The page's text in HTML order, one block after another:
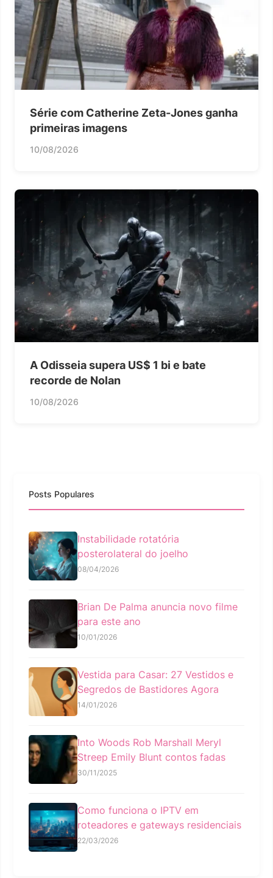
Série com Catherine Zeta-Jones ganha
primeiras imagens
10/08/2026
A Odisseia supera US$ 1 bi e bate
recorde de Nolan
10/08/2026
Posts Populares
Instabilidade rotatória
posterolateral do joelho
08/04/2026
Brian De Palma anuncia novo filme
para este ano
10/01/2026
Vestida para Casar: 27 Vestidos e
Segredos de Bastidores Agora
14/01/2026
Into Woods Rob Marshall Meryl
Streep Emily Blunt contos fadas
30/11/2025
Como funciona o IPTV em
roteadores e gateways residenciais
22/03/2026